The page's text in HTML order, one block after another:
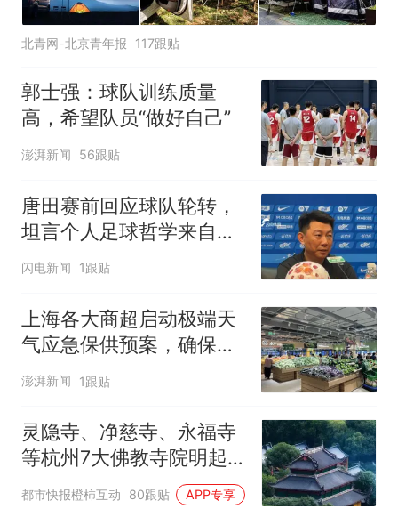
北青网-北京青年报 117跟贴
郭士强：球队训练质量
高，希望队员“做好自己”
澎湃新闻 56跟贴
唐田赛前回应球队轮转，
坦言个人足球哲学来自孙
子兵法
闪电新闻 1跟贴
上海各大商超启动极端天
气应急保供预案，确保物
资充足价格平稳
澎湃新闻 1跟贴
灵隐寺、净慈寺、永福寺
等杭州7大佛教寺院明起
临时关闭，别跑空了
都市快报橙柿互动 80跟贴 APP专享